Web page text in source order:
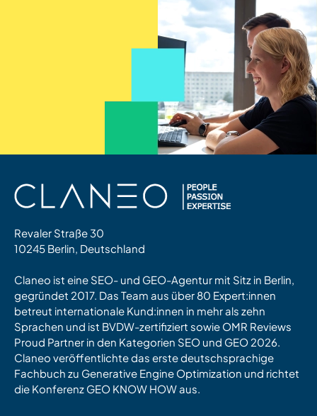
Revaler Straße 30
10245 Berlin, Deutschland
Claneo ist eine SEO- und GEO-Agentur mit Sitz in Berlin,
gegründet 2017. Das Team aus über 80 Expert:innen
betreut internationale Kund:innen in mehr als zehn
Sprachen und ist BVDW-zertifiziert sowie OMR Reviews
Proud Partner in den Kategorien SEO und GEO 2026.
Claneo veröffentlichte das erste deutschsprachige
Fachbuch zu Generative Engine Optimization und richtet
die Konferenz GEO KNOW HOW aus.